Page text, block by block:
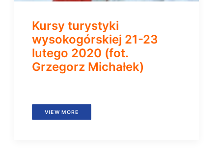
Kursy turystyki
wysokogórskiej 21-23
lutego 2020 (fot.
Grzegorz Michałek)
VIEW MORE